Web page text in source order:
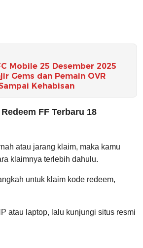
Mobile 25 Desember 2025
Gems dan Pemain OVR
Kehabisan
FF Terbaru 18
atau jarang klaim, maka kamu
klaimnya terlebih dahulu.
untuk klaim kode redeem,
atau laptop, lalu kunjungi situs resmi